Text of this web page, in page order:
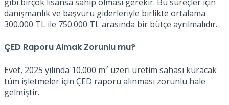
danışmanlık ve başvuru giderleriyle birlikte ortalama
300.000 TL ile 750.000 TL arasında bir bütçe ayrılmalıdır.
ÇED Raporu Almak Zorunlu mu?
Evet, 2025 yılında 10.000 m² üzeri üretim sahası kuracak
tüm işletmeler için ÇED raporu alınması zorunlu hale
gelmiştir.